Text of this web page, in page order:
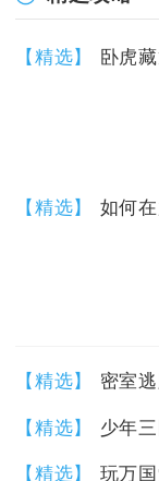
【精选】 卧虎
【精选】
【精选】 密室
【精选】 少年
【精选】